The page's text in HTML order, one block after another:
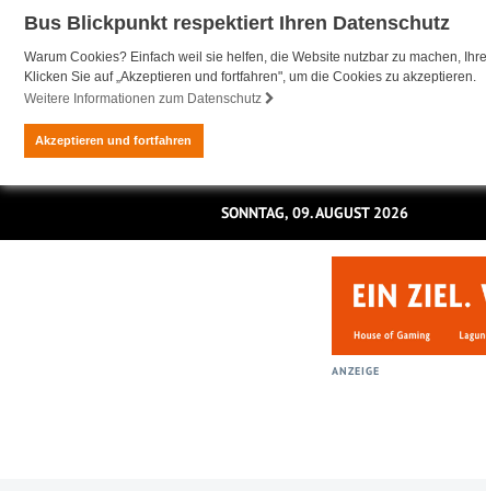
Bus Blickpunkt respektiert Ihren Datenschutz
Warum Cookies? Einfach weil sie helfen, die Website nutzbar zu machen,
Klicken Sie auf „Akzeptieren und fortfahren", um die Cookies zu akzeptieren.
Weitere Informationen zum Datenschutz
Akzeptieren und fortfahren
SONNTAG, 09. AUGUST 2026
ANZEIGE